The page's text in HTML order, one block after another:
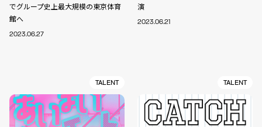
でグループ史上最大規模の東京体育
館へ
2023.06.27
演
2023.06.21
TALENT TALENT